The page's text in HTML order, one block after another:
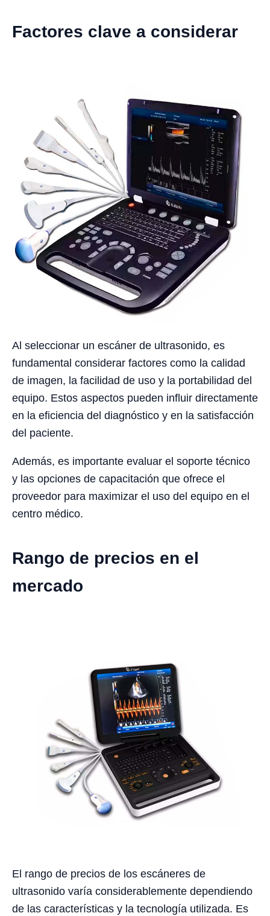
Factores clave a considerar
Al seleccionar un escáner de ultrasonido, es
fundamental considerar factores como la calidad
de imagen, la facilidad de uso y la portabilidad del
equipo. Estos aspectos pueden influir directamente
en la eficiencia del diagnóstico y en la satisfacción
del paciente.
Además, es importante evaluar el soporte técnico
y las opciones de capacitación que ofrece el
proveedor para maximizar el uso del equipo en el
centro médico.
Rango de precios en el
mercado
El rango de precios de los escáneres de
ultrasonido varía considerablemente dependiendo
de las características y la tecnología utilizada. Es